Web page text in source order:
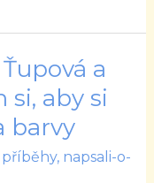
a
si, aby si
barvy
příběhy, napsali-o-